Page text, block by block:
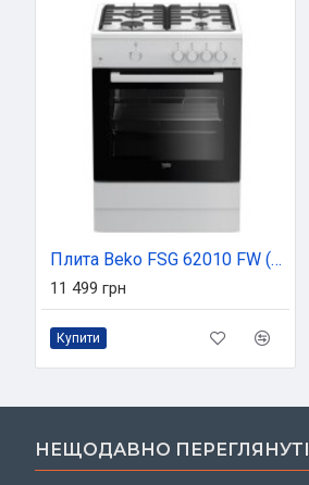
Плита Beko FSG 62010 FW (FSG62010FW)
11 499 грн
Купити
НЕЩОДАВНО ПЕРЕГЛЯНУТІ